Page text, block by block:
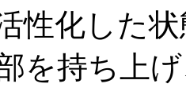
性化した
を持ち上